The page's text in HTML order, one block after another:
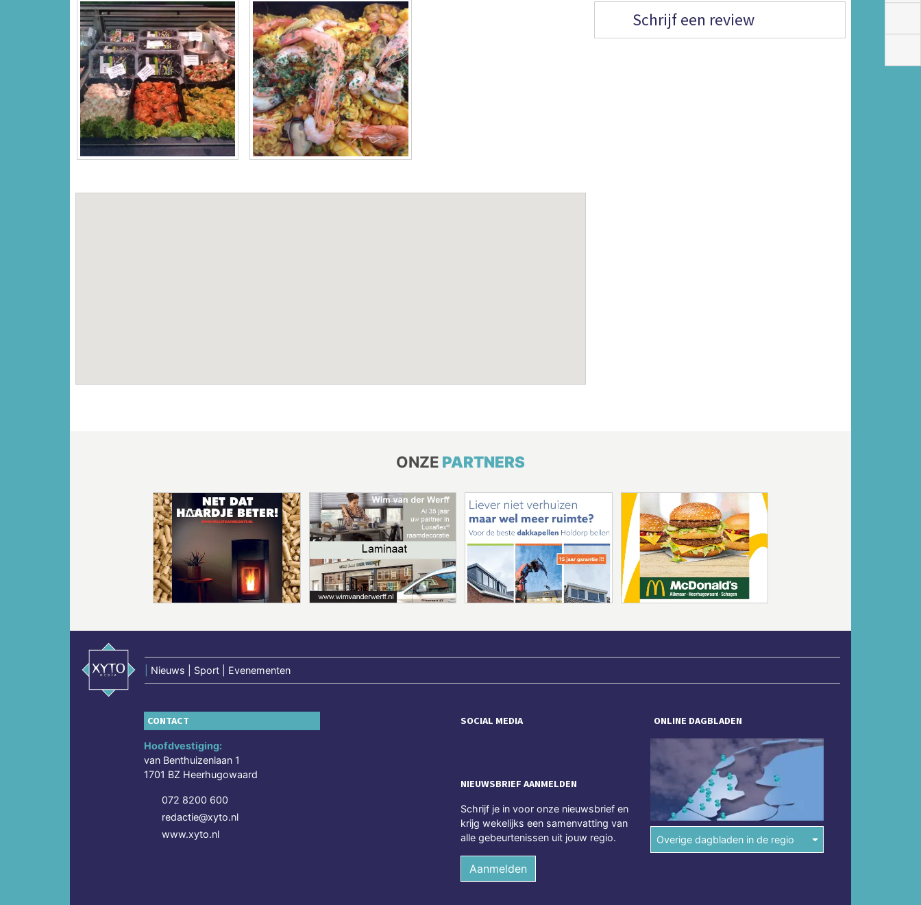
Schrijf een review
ONZE PARTNERS
Nieuws | Sport | Evenementen
CONTACT
Hoofdvestiging:
van Benthuizenlaan 1
1701 BZ Heerhugowaard
072 8200 600
redactie@xyto.nl
www.xyto.nl
SOCIAL MEDIA
NIEUWSBRIEF AANMELDEN
Schrijf je in voor onze nieuwsbrief en
krijg wekelijks een samenvatting van
alle gebeurtenissen uit jouw regio.
Aanmelden
ONLINE DAGBLADEN
Overige dagbladen in de regio